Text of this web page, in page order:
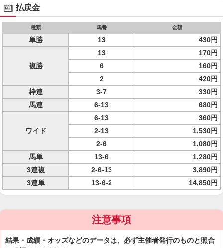
払戻金
種類 馬番 金額
単勝 13 430円
複勝
13
170円
6
160円
2
420円
枠連
3-7
330円
馬連
6-13 680円
ワイド
6-13
360円
2-13
1,530円
2-6
1,080円
馬単
13-6
1,280円
3連複
2-6-13
3,890円
3連単
13-6-2 14,850円
注意事項
結果・成績・オッズなどのデータは、必ず主催者発行のものと照合